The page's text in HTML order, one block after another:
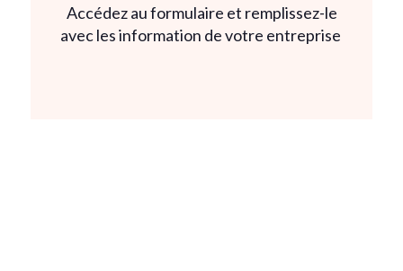
Accédez au formulaire et remplissez-le
avec les information de votre entreprise